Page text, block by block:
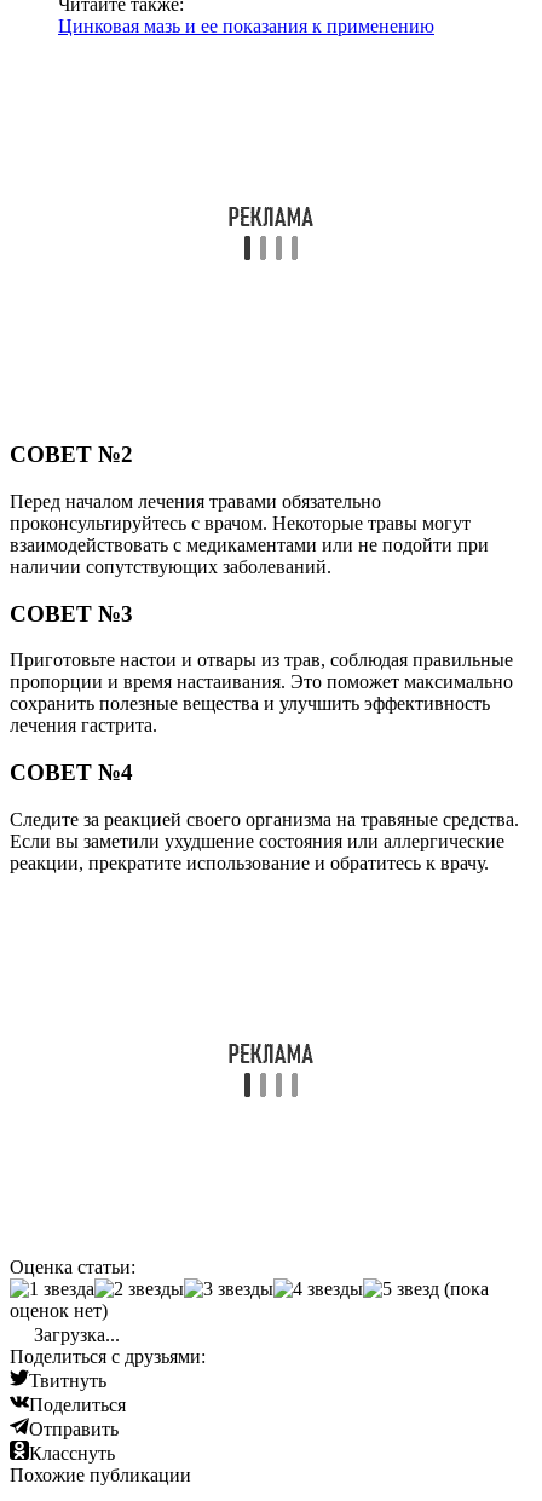
Цинковая мазь и ее показания к применению
СОВЕТ №2
Перед началом лечения травами обязательно
проконсультируйтесь с врачом. Некоторые травы могут
взаимодействовать с медикаментами или не подойти при
наличии сопутствующих заболеваний.
СОВЕТ №3
Приготовьте настои и отвары из трав, соблюдая правильные
пропорции и время настаивания. Это поможет максимально
сохранить полезные вещества и улучшить эффективность
лечения гастрита.
СОВЕТ №4
Следите за реакцией своего организма на травяные средства.
Если вы заметили ухудшение состояния или аллергические
реакции, прекратите использование и обратитесь к врачу.
Оценка статьи:
(пока
оценок нет)
Загрузка...
Поделиться с друзьями:
Твитнуть
Поделиться
Отправить
Класснуть
Похожие публикации